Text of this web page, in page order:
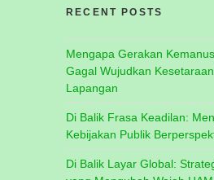
RECENT POSTS
Mengapa Gerakan
Gagal Wujudkan
Lapangan
Di Balik Frasa Keadilan:
Kebijakan Publik
Di Balik Layar Global: